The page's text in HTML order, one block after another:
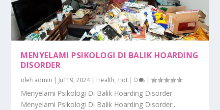
MENYELAMI PSIKOLOGI DI BALIK HOARDING
DISORDER
oleh admin | Jul 19, 2024| Health, Hot | 0 |
Menyelami Psikologi Di Balik Hoarding Disorder
Menyelami Psikologi Di Balik Hoarding Disorder...